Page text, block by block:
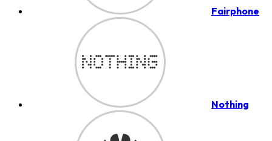
Fairphone
Nothing